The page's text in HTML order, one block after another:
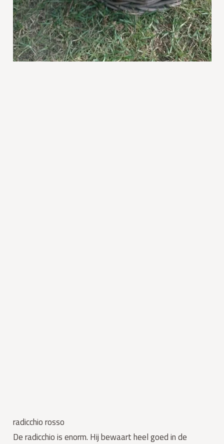
radicchio rosso
De radicchio is enorm. Hij bewaart heel goed in de